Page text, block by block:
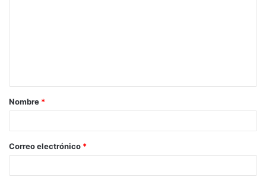
Nombre *
Correo electrónico *